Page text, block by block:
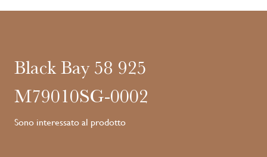
Black Bay 58 925
M79010SG-0002
Sono interessato al prodotto